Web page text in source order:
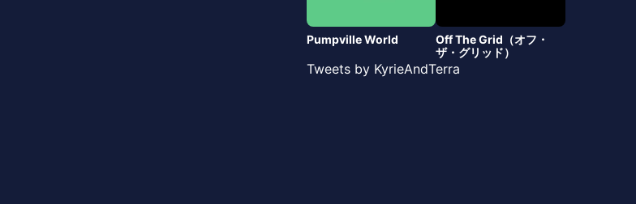
Pumpville World
Off The Grid（オフ・
ザ・グリッド）
Tweets by KyrieAndTerra